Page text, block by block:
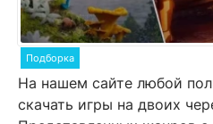
Подборка
На нашем сайте любой
скачать игры на двоих